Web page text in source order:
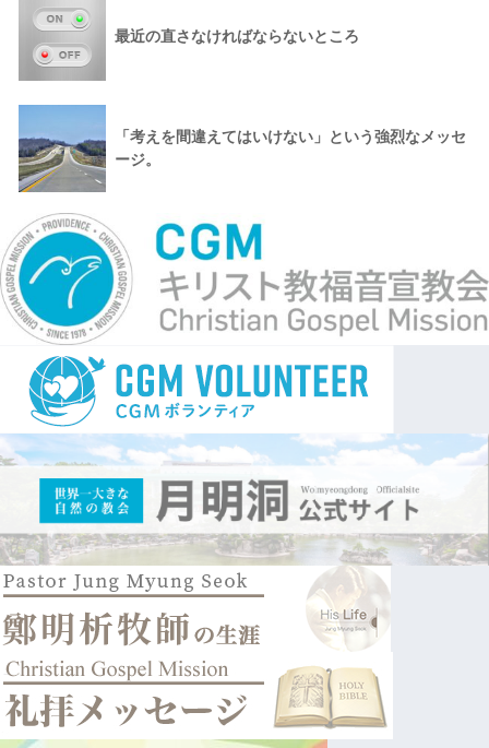
最近の直さなければならないところ
「考えを間違えてはいけない」という強烈なメッセ
ージ。